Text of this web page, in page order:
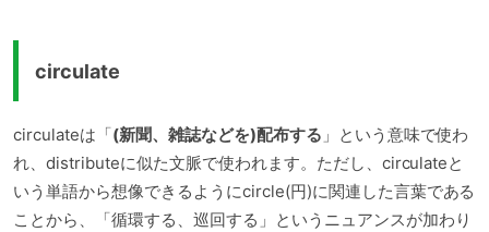
circulate
circulateは「(新聞、雑誌などを)配布する 」という意味で使わ
れ、distributeに似た文脈で使われます。ただし、circulateと
いう単語から想像できるようにcircle(円)に関連した言葉である
ことから、「循環する、巡回する」というニュアンスが加わり